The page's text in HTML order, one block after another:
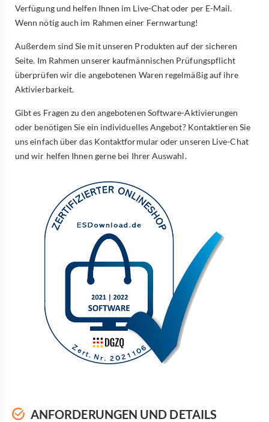
Verfügung und helfen Ihnen im Live-Chat oder per E-Mail.
Wenn nötig auch im Rahmen einer Fernwartung!
Außerdem sind Sie mit unseren Produkten auf der sicheren
Seite. Im Rahmen unserer kaufmännischen Prüfungspflicht
überprüfen wir die angebotenen Waren regelmäßig auf ihre
Aktivierbarkeit.
Gibt es Fragen zu den angebotenen Software-Aktivierungen
oder benötigen Sie ein individuelles Angebot? Kontaktieren Sie
uns einfach über das Kontaktformular oder unseren Live-Chat
und wir helfen Ihnen gerne bei Ihrer Auswahl.
ANFORDERUNGEN UND DETAILS